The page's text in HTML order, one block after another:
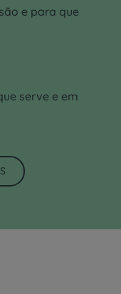
e para que
serve e em